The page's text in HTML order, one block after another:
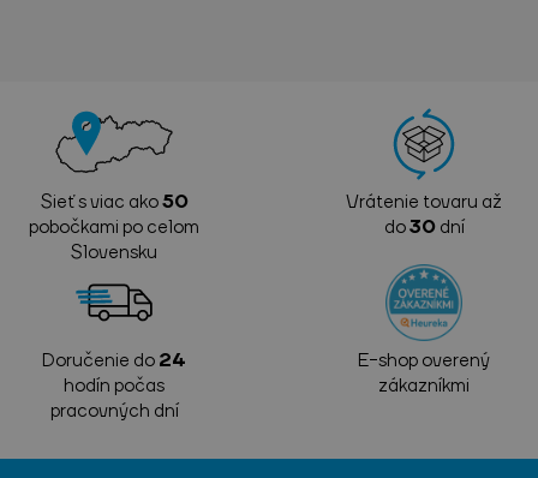
Sieť s viac ako50
pobočkami po celom
Slovensku
Vrátenie tovaru až
do30dní
Doručenie do24
hodín počas
pracovných dní
E-shop overený
zákazníkmi